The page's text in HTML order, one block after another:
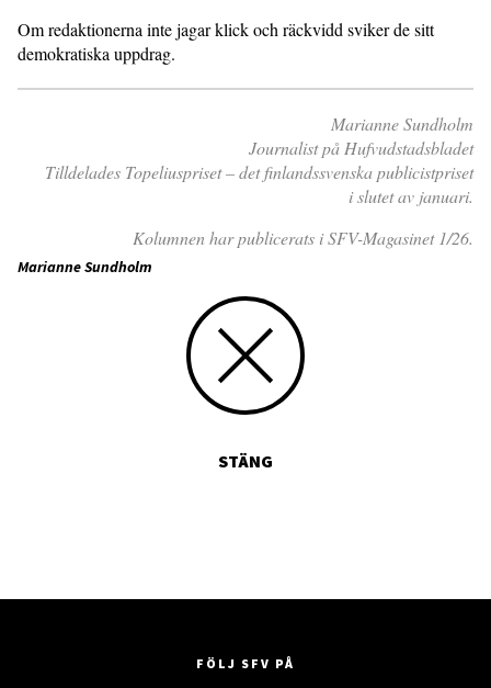
Om redaktionerna inte jagar klick och räckvidd sviker de sitt
demokratiska uppdrag.
Marianne Sundholm
Journalist på Hufvudstadsbladet
Tilldelades Topeliuspriset – det finlandssvenska publicistpriset
i slutet av januari.
Kolumnen har publicerats i SFV-Magasinet 1/26.
Marianne Sundholm
STÄNG
FÖLJ SFV PÅ